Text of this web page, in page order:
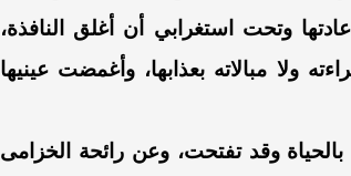
وتحت استغرابي أن أغلق النافذة،
ولا مبالاته بعذابها، وأغمضت عينيها
وقد تفتحت، وعن رائحة الخزامى